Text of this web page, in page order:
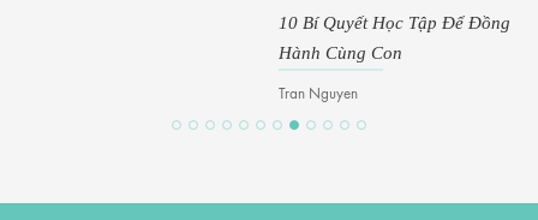
10 Bí Quyết Học Tập Để Đồng